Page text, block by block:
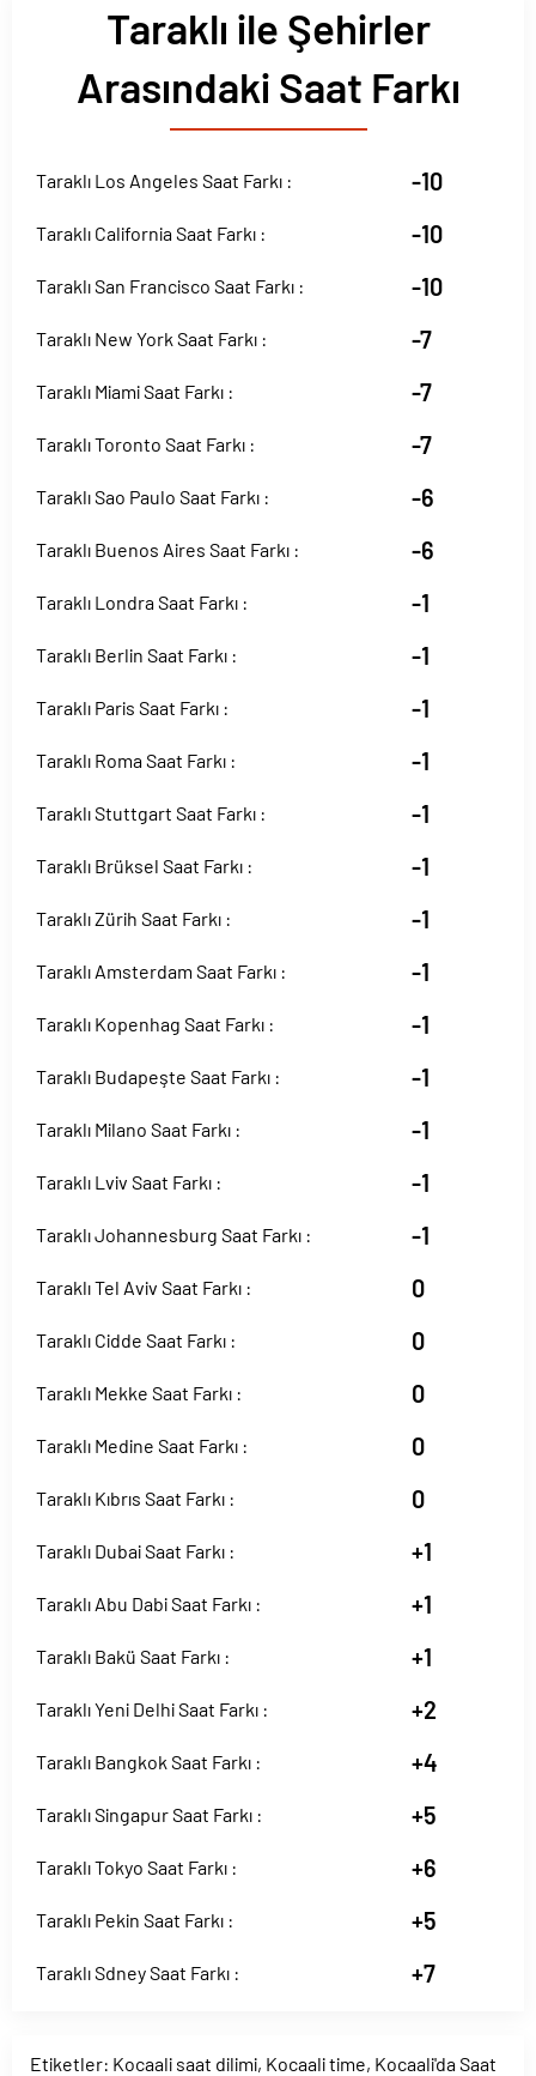
Taraklı ile Şehirler
Arasındaki Saat Farkı
Taraklı Los Angeles Saat Farkı : -10
Taraklı California Saat Farkı : -10
Taraklı San Francisco Saat Farkı : -10
Taraklı New York Saat Farkı : -7
Taraklı Miami Saat Farkı : -7
Taraklı Toronto Saat Farkı : -7
Taraklı Sao Paulo Saat Farkı : -6
Taraklı Buenos Aires Saat Farkı : -6
Taraklı Londra Saat Farkı : -1
Taraklı Berlin Saat Farkı : -1
Taraklı Paris Saat Farkı : -1
Taraklı Roma Saat Farkı : -1
Taraklı Stuttgart Saat Farkı : -1
Taraklı Brüksel Saat Farkı : -1
Taraklı Zürih Saat Farkı : -1
Taraklı Amsterdam Saat Farkı : -1
Taraklı Kopenhag Saat Farkı : -1
Taraklı Budapeşte Saat Farkı : -1
Taraklı Milano Saat Farkı : -1
Taraklı Lviv Saat Farkı : -1
Taraklı Johannesburg Saat Farkı : -1
Taraklı Tel Aviv Saat Farkı : 0
Taraklı Cidde Saat Farkı : 0
Taraklı Mekke Saat Farkı : 0
Taraklı Medine Saat Farkı : 0
Taraklı Kıbrıs Saat Farkı : 0
Taraklı Dubai Saat Farkı : +1
Taraklı Abu Dabi Saat Farkı : +1
Taraklı Bakü Saat Farkı : +1
Taraklı Yeni Delhi Saat Farkı : +2
Taraklı Bangkok Saat Farkı : +4
Taraklı Singapur Saat Farkı : +5
Taraklı Tokyo Saat Farkı : +6
Taraklı Pekin Saat Farkı : +5
Taraklı Sdney Saat Farkı : +7
Etiketler: Kocaali saat dilimi, Kocaali time, Kocaali'da Saat